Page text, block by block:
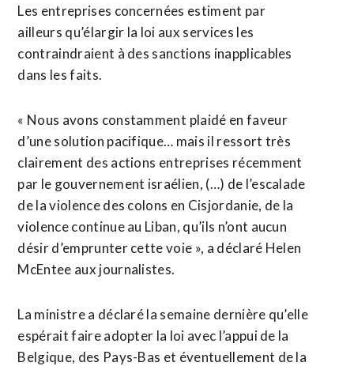
Les entreprises concernées estiment par
ailleurs qu’élargir la loi aux services les
contraindraient à des sanctions inapplicables
dans les faits.
« Nous avons constamment ⁠plaidé ‌en faveur
d’une solution pacifique… mais il ressort très
clairement des actions ⁠entreprises récemment
par le gouvernement israélien, (…) de l’escalade
de la ​violence des colons ​en Cisjordanie, de la
violence continue au Liban, qu’ils n’ont aucun
désir d’emprunter cette voie », ​a déclaré Helen
McEntee aux journalistes.
La ministre a déclaré la semaine dernière qu’elle
espérait faire adopter la loi avec l’appui de la
‌Belgique, des Pays-Bas ​et éventuellement de la